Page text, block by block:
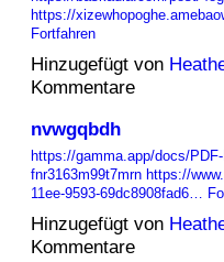
https://
Fortfahren
Hinzugefügt von
Kommentare
nvwgqbdh
https://gamma.app/docs/
fnr3163m99t7mrn https://
11ee-9593-69dc8908fad6…
Hinzugefügt von
Kommentare